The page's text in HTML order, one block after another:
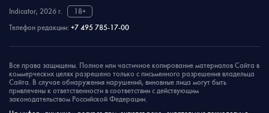
Indicator, 2026 г.
18+
Телефон редакции: +7 495 785-17-00
Все права защищены. Полное или частичное копирование материалов Сайта в
коммерческих целях разрешено только с письменного разрешения владельца
Сайта. В случае обнаружения нарушений, виновные лица могут быть
привлечены к ответственности в соответствии с действующим
законодательством Российской Федерации.